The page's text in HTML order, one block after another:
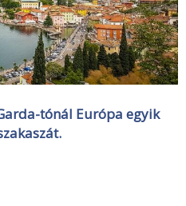
tónál Európa egyik